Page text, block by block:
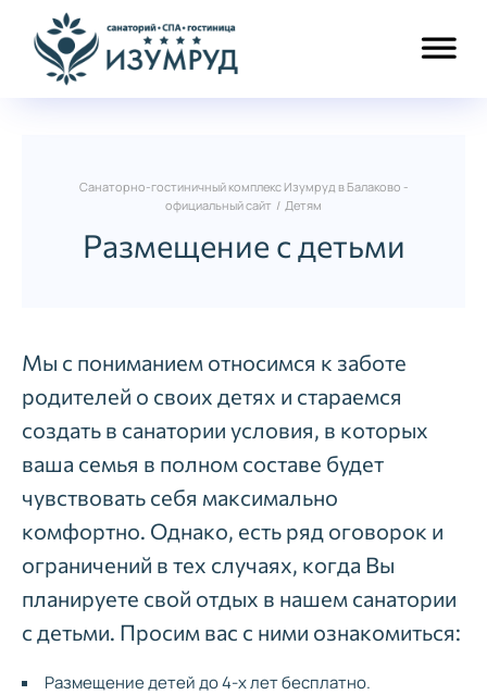
Санаторно-гостиничный комплекс Изумруд в Балаково -
официальный сайт / Детям
Размещение с детьми
Мы с пониманием относимся к заботе
родителей о своих детях и стараемся
создать в санатории условия, в которых
ваша семья в полном составе будет
чувствовать себя максимально
комфортно. Однако, есть ряд оговорок и
ограничений в тех случаях, когда Вы
планируете свой отдых в нашем санатории
с детьми. Просим вас с ними ознакомиться:
Размещение детей до 4-х лет бесплатно.